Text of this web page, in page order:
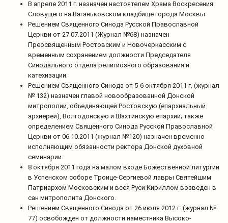
В апреле 2011 г. назначен настоятелем Храма Воскресения
Словущего на Ваганьковском кладбище города Москвы
Решением Священного Синода Русской Православной
Церкви от 27.07.2011 (Журнал №68) назначен
Преосвященным Ростовским и Новочеркасским с
временным сохранением должности Председателя
Синодального отдела религиозного образования и
катехизации.
Решением Священного Синода от 5-6 октября 2011 г. (журнал
№ 132) назначен главой новообразованной Донской
митрополии, объединяющей Ростовскую (епархиальный
архиерей), Волгодонскую и Шахтинскую епархии; также
определением Священного Синода Русской Православной
Церкви от 06.10.2011 (журнал №120) назначен временно
исполняющим обязанности ректора Донской духовной
семинарии.
8 октября 2011 года на малом входе Божественной литургии
в Успенском соборе Троице-Сергиевой лавры Святейшим
Патриархом Московским и всея Руси Кириллом возведен в
сан митрополита Донского.
Решением Священного Синода от 26 июля 2012 г. (журнал №
77) освобожден от должности наместника Высоко-